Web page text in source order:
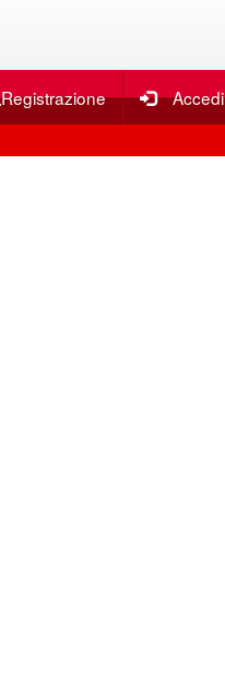
Registrazione Accedi